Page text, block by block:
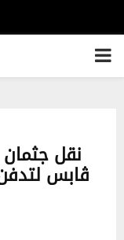
PRIMARY
نقل جثمان
ڨابس